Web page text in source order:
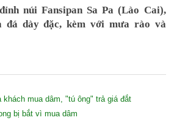
núi Fansipan Sa Pa (Lào Cai),
đá dày đặc, kèm với mưa rào và
khách mua dâm, "tú ông" trả giá đắt
bị bắt vì mua dâm